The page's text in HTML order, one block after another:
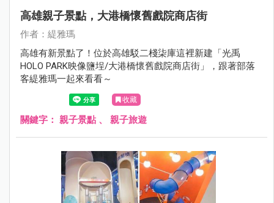
高雄親子景點，大港橋懷舊戲院商店街
作者：緹雅瑪
高雄有新景點了！位於高雄駁二棧柒庫這裡新建「光禹
HOLO PARK映像鹽埕/大港橋懷舊戲院商店街」，跟著部落
客緹雅瑪一起來看看～
收藏
關鍵字： 親子景點 、 親子旅遊